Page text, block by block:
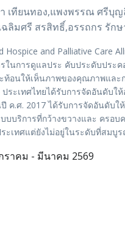
เทียนทอง,แพงพรรณ ศรีบุ
ฉลิมศรี สรสิทธิ์,อรรถกร รัก
Hospice and Palliative Care
ในการดูแลประ คับประดับประค
ท้อนให้เห็นภาพของคุณภาพแล
ประเทศไทยได้รับการจัดอันดับใ
ค.ศ. 2017 ได้รับการจัดอันดับใ
บบริการที่กว้างขวางและ ครอ
ะเทศแต่ยังไม่อยู่ในระดับที่สมบูร
าคม - มีนาคม 2569